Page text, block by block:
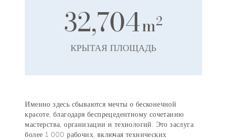
32,704m2
КРЫТАЯ ПЛОЩАДЬ
Именно здесь сбываются мечты о бесконечной
красоте, благодаря беспрецедентному сочетанию
мастерства, организации и технологий. Это заслуга
более 1 000 рабочих, включая технических